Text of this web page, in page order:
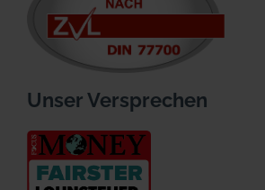
Unser Versprechen